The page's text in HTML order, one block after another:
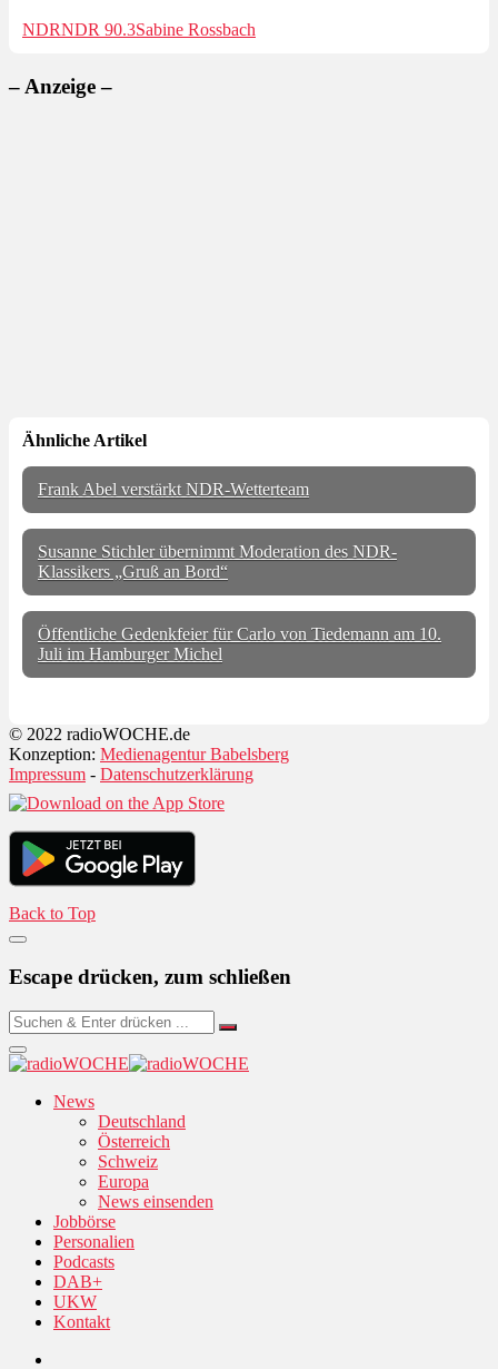
NDRNDR 90.3Sabine Rossbach
– Anzeige –
Ähnliche Artikel
Frank Abel verstärkt NDR-Wetterteam
Susanne Stichler übernimmt Moderation des NDR-
Klassikers „Gruß an Bord“
Öffentliche Gedenkfeier für Carlo von Tiedemann am 10.
Juli im Hamburger Michel
© 2022 radioWOCHE.de
Konzeption: Medienagentur Babelsberg
Impressum - Datenschutzerklärung
Back to Top
Escape drücken, zum schließen
News
Deutschland
Österreich
Schweiz
Europa
News einsenden
Jobbörse
Personalien
Podcasts
DAB+
UKW
Kontakt